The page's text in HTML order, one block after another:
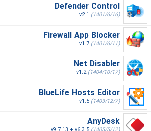
Defender Control
v2.1 (1401/6/16)
Firewall App Blocker
v1.7 (1401/6/11)
Net Disabler
v1.2(1404/10/17)
BlueLife Hosts Editor
v1.5 (1403/12/7)
AnyDesk